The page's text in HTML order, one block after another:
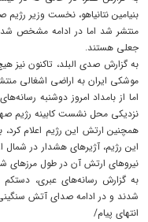
بنیامین نتانیاهو، نخست وزیر
منتشر شد اما در ادامه مشخص شد
جعلی هستند.
به گزارش صدی البلد، تاکنون نیز
موشکی ایران به اراضی اشغالی
اما از بامداد امروز دوشنبه
نزدیکی محل نشست کابینه رژیم
همچنین ارتش این رژیم اعلام
این رژیم، آژیرهای هشدار در
نیروهای ارتش آن در طول مرزهای
شدند و در ادامه صدای آتش
انتهای پیام/